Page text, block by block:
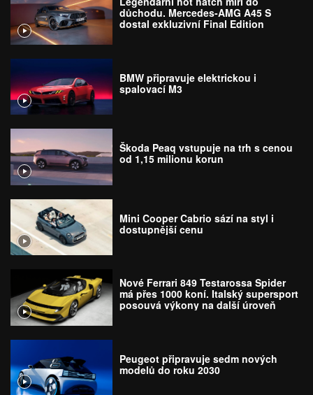
důchodu. Mercedes-AMG A45 S
dostal exkluzivní Final Edition
BMW připravuje elektrickou i
spalovací M3
Škoda Peaq vstupuje na trh s cenou
od 1,15 milionu korun
Mini Cooper Cabrio sází na styl i
dostupnější cenu
Nové Ferrari 849 Testarossa Spider
má přes 1000 koní. Italský supersport
posouvá výkony na další úroveň
Peugeot připravuje sedm nových
modelů do roku 2030